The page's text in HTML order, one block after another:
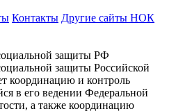
Контакты Другие сайты НОК
защиты РФ
защиты Российской
координацию и контроль
в его ведении Федеральной
а также координацию